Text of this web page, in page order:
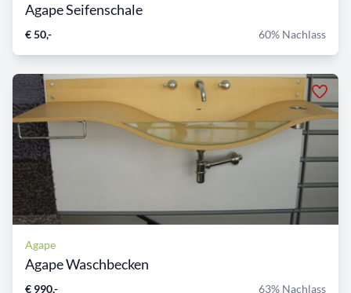
Agape Seifenschale
€ 50,- 60% Nachlass
Agape
Agape Waschbecken
€ 990,- 63% Nachlass